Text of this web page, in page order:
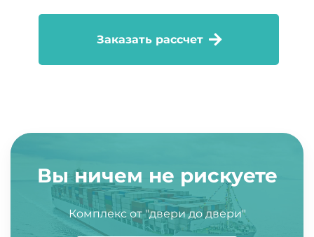
Заказать рассчет
Вы ничем не рискуете
Комплекс от "двери до двери"